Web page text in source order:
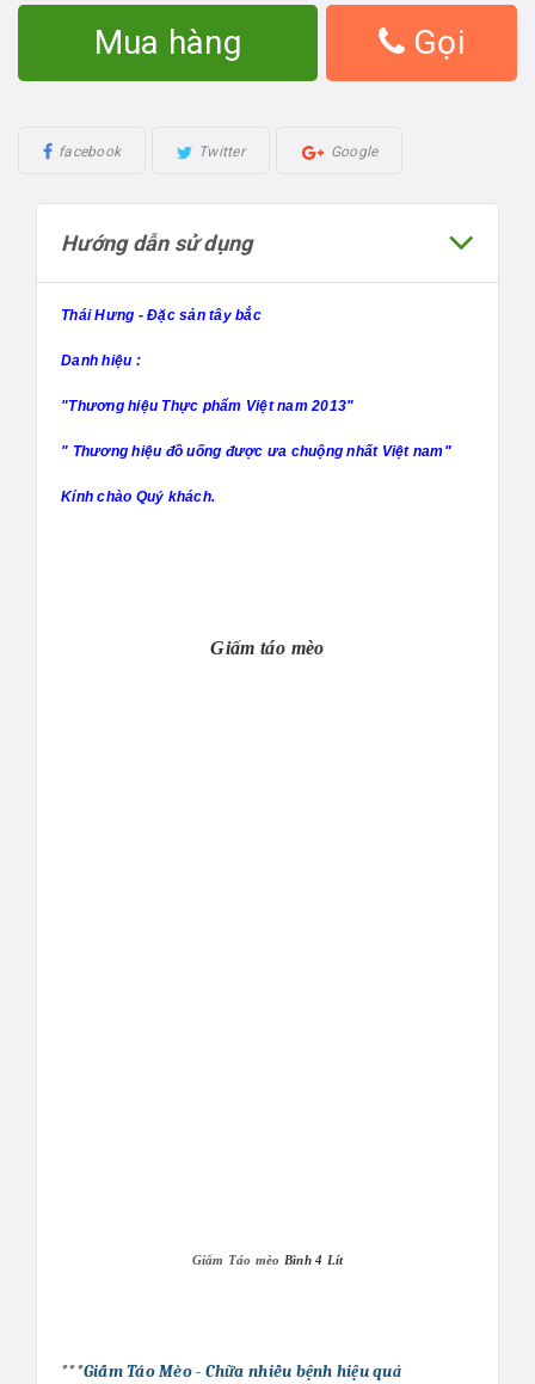
Mua hàng Gọi
facebook Twitter Google
Hướng dẫn sử dụng
Thái Hưng - Đặc sản tây bắc
Danh hiệu :
"Thương hiệu Thực phẩm Việt nam 2013"
" Thương hiệu đồ uống được ưa chuộng nhất Việt nam"
Kính chào Quý khách.
Giấm táo mèo
Giấm Táo mèo Bình 4 Lít
***Giấm Táo Mèo - Chữa nhiều bệnh hiệu quả